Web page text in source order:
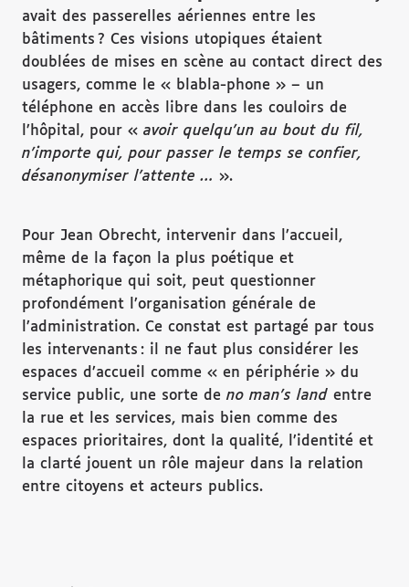
avait des passerelles aériennes entre les
bâtiments ? Ces visions utopiques étaient
doublées de mises en scène au contact direct des
usagers, comme le « blabla-phone » – un
téléphone en accès libre dans les couloirs de
l’hôpital, pour « avoir quelqu’un au bout du fil,
n’importe qui, pour passer le temps se confier,
désanonymiser l’attente… ».
Pour Jean Obrecht, intervenir dans l’accueil,
même de la façon la plus poétique et
métaphorique qui soit, peut questionner
profondément l’organisation générale de
l’administration. Ce constat est partagé par tous
les intervenants : il ne faut plus considérer les
espaces d’accueil comme « en périphérie » du
service public, une sorte de no man’s land entre
la rue et les services, mais bien comme des
espaces prioritaires, dont la qualité, l’identité et
la clarté jouent un rôle majeur dans la relation
entre citoyens et acteurs publics.